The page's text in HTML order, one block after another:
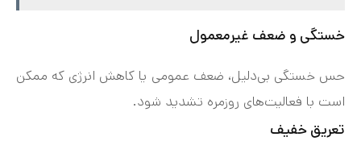
خستگی و ضعف غیرمعمول
حس خستگی بی‌دلیل، ضعف عمومی یا کاهش انرژی که ممکن
است با فعالیت‌های روزمره تشدید شود.
تعریق خفیف